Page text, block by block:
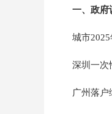
一、政府
城市2025
深圳一次
广州落户